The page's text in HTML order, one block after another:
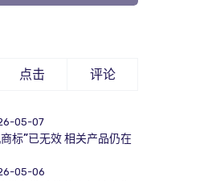
点击 评论
05-07
标”已无效 相关产品仍在
05-06